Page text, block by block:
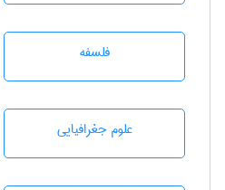
فلسفه
علوم جغرافيايی